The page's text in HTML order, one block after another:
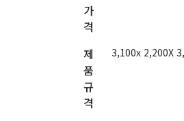
가
격
제
품
규
격
3,100x 2,200X